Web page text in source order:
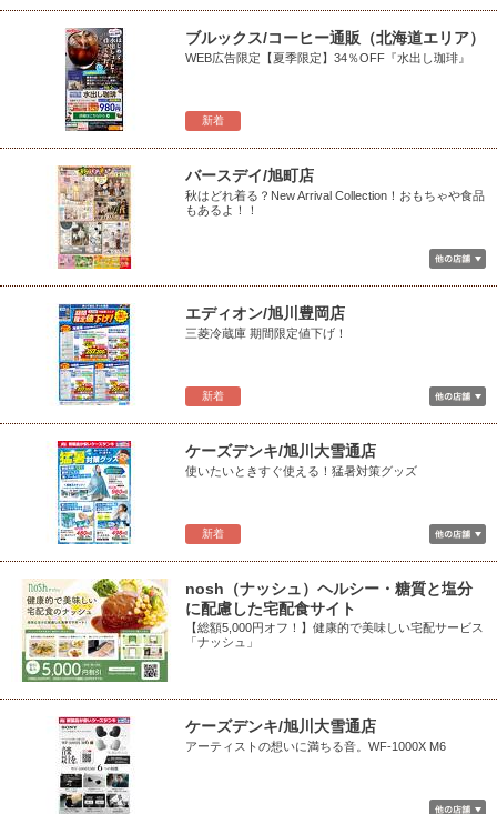
新着
ブルックス/コーヒー通販（北海道エリア）
WEB広告限定【夏季限定】34％OFF『水出し珈琲』
バースデイ/旭町店
秋はどれ着る？New Arrival Collection！おもちゃや食品
もあるよ！！
新着
エディオン/旭川豊岡店
三菱冷蔵庫 期間限定値下げ！
新着
ケーズデンキ/旭川大雪通店
使いたいときすぐ使える！猛暑対策グッズ
nosh（ナッシュ）ヘルシー・糖質と塩分
に配慮した宅配食サイト
【総額5,000円オフ！】健康的で美味しい宅配サービス
「ナッシュ」
ケーズデンキ/旭川大雪通店
アーティストの想いに満ちる音。WF-1000X M6